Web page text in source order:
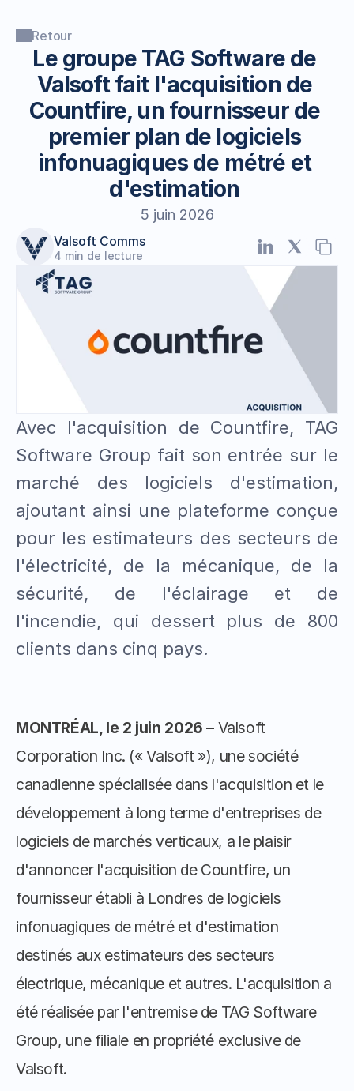
Le groupe TAG Software de
Valsoft fait l'acquisition de
Countfire, un fournisseur de
premier plan de logiciels
infonuagiques de métré et
d'estimation
5 juin 2026
Valsoft Comms
4 min de lecture
Avec l'acquisition de Countfire, TAG
Software Group fait son entrée sur le
marché des logiciels d'estimation,
ajoutant ainsi une plateforme conçue
pour les estimateurs des secteurs de
l'électricité, de la mécanique, de la
sécurité, de l'éclairage et de
l'incendie, qui dessert plus de 800
clients dans cinq pays.
Retour
MONTRÉAL, le 2 juin 2026 – Valsoft
Corporation Inc. (« Valsoft »), une société
canadienne spécialisée dans l'acquisition et le
développement à long terme d'entreprises de
logiciels de marchés verticaux, a le plaisir
d'annoncer l'acquisition de Countfire, un
fournisseur établi à Londres de logiciels
infonuagiques de métré et d'estimation
destinés aux estimateurs des secteurs
électrique, mécanique et autres. L'acquisition a
été réalisée par l'entremise de TAG Software
Group, une filiale en propriété exclusive de
Valsoft.